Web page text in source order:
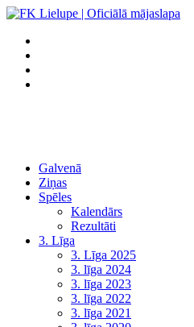
Galvenā
Ziņas
Spēles
Kalendārs
Rezultāti
3. Līga
3. Līga 2025
3. līga 2024
3. līga 2023
3. līga 2022
3. līga 2021